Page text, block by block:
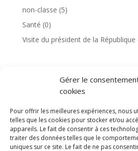
Gérer le
cookies
Pour offrir les meilleures expériences, nous
telles que les cookies pour stocker et/ou
appareils. Le fait de consentir à ces
traiter des données telles que le
uniques sur ce site. Le fait de ne pas
non-classe (5)
Santé (0)
Visite du président de la République